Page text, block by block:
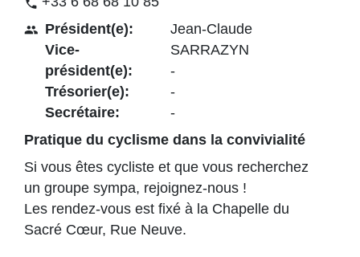
phone
people Président(e):
Vice-
président(e):
Trésorier(e):
Secrétaire:
Jean-Claude
SARRAZYN
-
-
-
Pratique du cyclisme dans la convivialité
Si vous êtes cycliste et que vous recherchez
un groupe sympa, rejoignez-nous !
Les rendez-vous est fixé à la Chapelle du
Sacré Cœur, Rue Neuve.